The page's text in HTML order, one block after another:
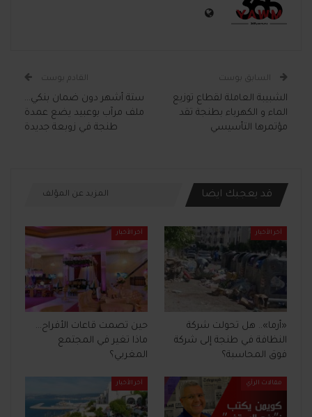
السابق بوست
الشبيبة العاملة لقطاع توزيع
الماء و الكهرباء بطنجة تقد
مؤتمرها التأسيسي
القادم بوست
ستة أشهر دون ضمان بنكي…
ملف مرآب بوعبيد يضع عمدة
طنجة في زوبعة جديدة
قد يعجبك ايضا المزيد عن المؤلف
آخر الأخبار
«أرما».. هل تحولت شركة
النظافة في طنجة إلى شركة
فوق المحاسبة؟
آخر الأخبار
حين تصمت قاعات الأفراح…
ماذا تغير في المجتمع
المغربي؟
مقالات الرأي آخر الأخبار